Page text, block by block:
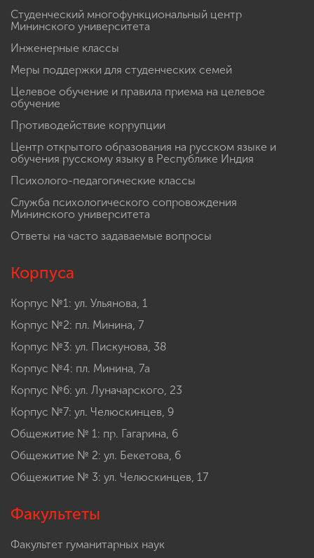
Студенческий многофункциональный центр
Мининского университета
Инженерные классы
Меры поддержки для студенческих семей
Целевое обучение и правила приема на целевое
обучение
Противодействие коррупции
Центр открытого образования на русском языке и
обучения русскому языку в Республике Индия
Психолого-педагогические классы
Служба психологического сопровождения
Мининского университета
Ответы на часто задаваемые вопросы
Корпуса
Корпус №1: ул. Ульянова, 1
Корпус №2: пл. Минина, 7
Корпус №3: ул. Пискунова, 38
Корпус №4: пл. Минина, 7а
Корпус №6: ул. Луначарского, 23
Корпус №7: ул. Челюскинцев, 9
Общежитие № 1: пр. Гагарина, 6
Общежитие № 2: ул. Бекетова, 6
Общежитие № 3: ул. Челюскинцев, 17
Факультеты
Факультет гуманитарных наук